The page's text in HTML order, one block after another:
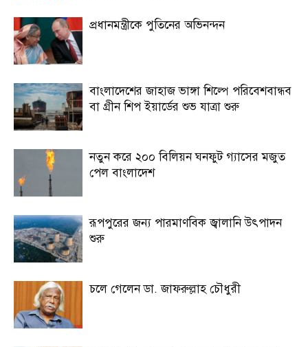
প্রধানমন্ত্রীকে পুতিনের অভিনন্দন
বাংলাদেশের জাহাজ ভাঙ্গা শিল্পে পরিবেশবান্ধব
বা গ্রীন শিপ ইয়ার্ডের শুভ যাত্রা শুরু
নতুন করে ২০০ বিলিয়ন ঘনফুট গ্যাসের মজুত
পেল বাংলাদেশ
রূপপুরের জন্য পারমাণবিক জ্বালানি উৎপাদন
শুরু
চলে গেলেন ডা. জাফরুল্লাহ চৌধুরী